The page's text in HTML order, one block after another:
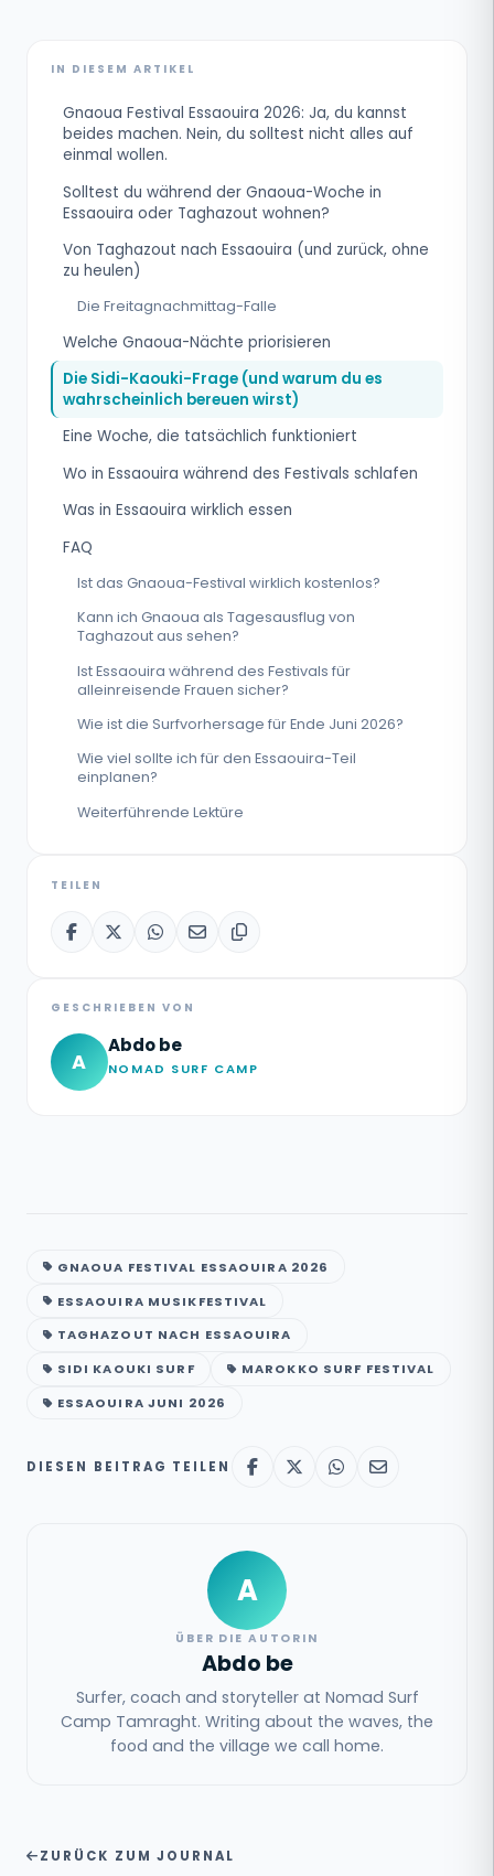
IN DIESEM ARTIKEL
Gnaoua Festival Essaouira 2026: Ja, du kannst
beides machen. Nein, du solltest nicht alles auf
einmal wollen.
Solltest du während der Gnaoua-Woche in
Essaouira oder Taghazout wohnen?
Von Taghazout nach Essaouira (und zurück, ohne
zu heulen)
Die Freitagnachmittag-Falle
Welche Gnaoua-Nächte priorisieren
Die Sidi-Kaouki-Frage (und warum du es
wahrscheinlich bereuen wirst)
Eine Woche, die tatsächlich funktioniert
Wo in Essaouira während des Festivals schlafen
Was in Essaouira wirklich essen
FAQ
Ist das Gnaoua-Festival wirklich kostenlos?
Kann ich Gnaoua als Tagesausflug von
Taghazout aus sehen?
Ist Essaouira während des Festivals für
alleinreisende Frauen sicher?
Wie ist die Surfvorhersage für Ende Juni 2026?
Wie viel sollte ich für den Essaouira-Teil
einplanen?
Weiterführende Lektüre
TEILEN
GESCHRIEBEN VON
A
Abdo be
NOMAD SURF CAMP
GNAOUA FESTIVAL ESSAOUIRA 2026
ESSAOUIRA MUSIKFESTIVAL
TAGHAZOUT NACH ESSAOUIRA
SIDI KAOUKI SURF
MAROKKO SURF FESTIVAL
ESSAOUIRA JUNI 2026
DIESEN BEITRAG TEILEN
A
ÜBER DIE AUTORIN
Abdo be
Surfer, coach and storyteller at Nomad Surf
Camp Tamraght. Writing about the waves, the
food and the village we call home.
ZURÜCK ZUM JOURNAL